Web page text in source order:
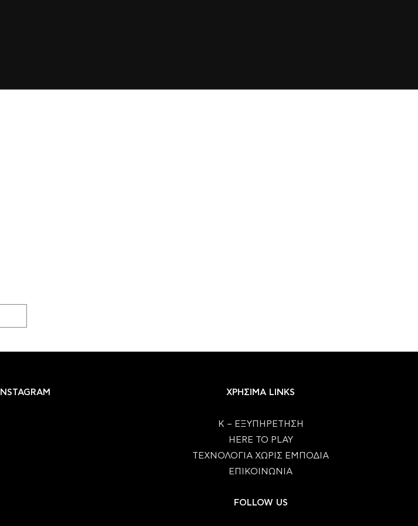
INSTAGRAM ΧΡΗΣΙΜΑ LINKS
Κ – ΕΞΥΠΗΡΕΤΗΣΗ
HERE TO PLAY
ΤΕΧΝΟΛΟΓΙΑ ΧΩΡΙΣ ΕΜΠΟΔΙΑ
ΕΠΙΚΟΙΝΩΝΙΑ
FOLLOW US